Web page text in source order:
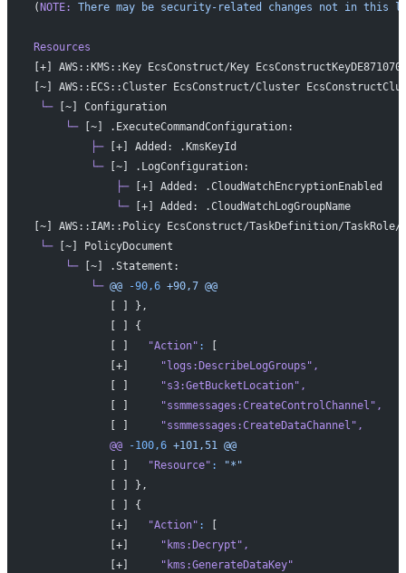
( NOTE: There may be security-related changes not in this
Resources
[+] AWS::KMS::Key EcsConstruct/Key EcsConstructKeyDE871070
[~] AWS::ECS::Cluster EcsConstruct/Cluster
└─ [~] Configuration
     └─
[~] .ExecuteCommandConfiguration:
         ├─
[+] Added: .KmsKeyId
         └─
[~] .LogConfiguration:
             ├─
[+] Added: .CloudWatchEncryptionEnabled
             └─
[+] Added: .CloudWatchLogGroupName
[~] AWS::IAM::Policy EcsConstruct/TaskDefinition/
└─ [~] PolicyDocument
     └─
[~] .Statement:
         └─
@@ -90,6 +90,7 @@
            [ ] },
            [ ] {
"Action" :
            [+]
"logs:DescribeLogGroups" ,
"s3:GetBucketLocation" ,
"ssmmessages:CreateControlChannel" ,
"ssmmessages:CreateDataChannel" ,
            @@
-100,6 +101,51 @@
"Resource" :
"*"
            [ ] },
            [ ] {
            [+]
"Action" :
            [+]
"kms:Decrypt" ,
            [+]
"kms:GenerateDataKey"